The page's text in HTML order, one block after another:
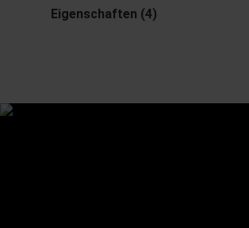
Eigenschaften (4)